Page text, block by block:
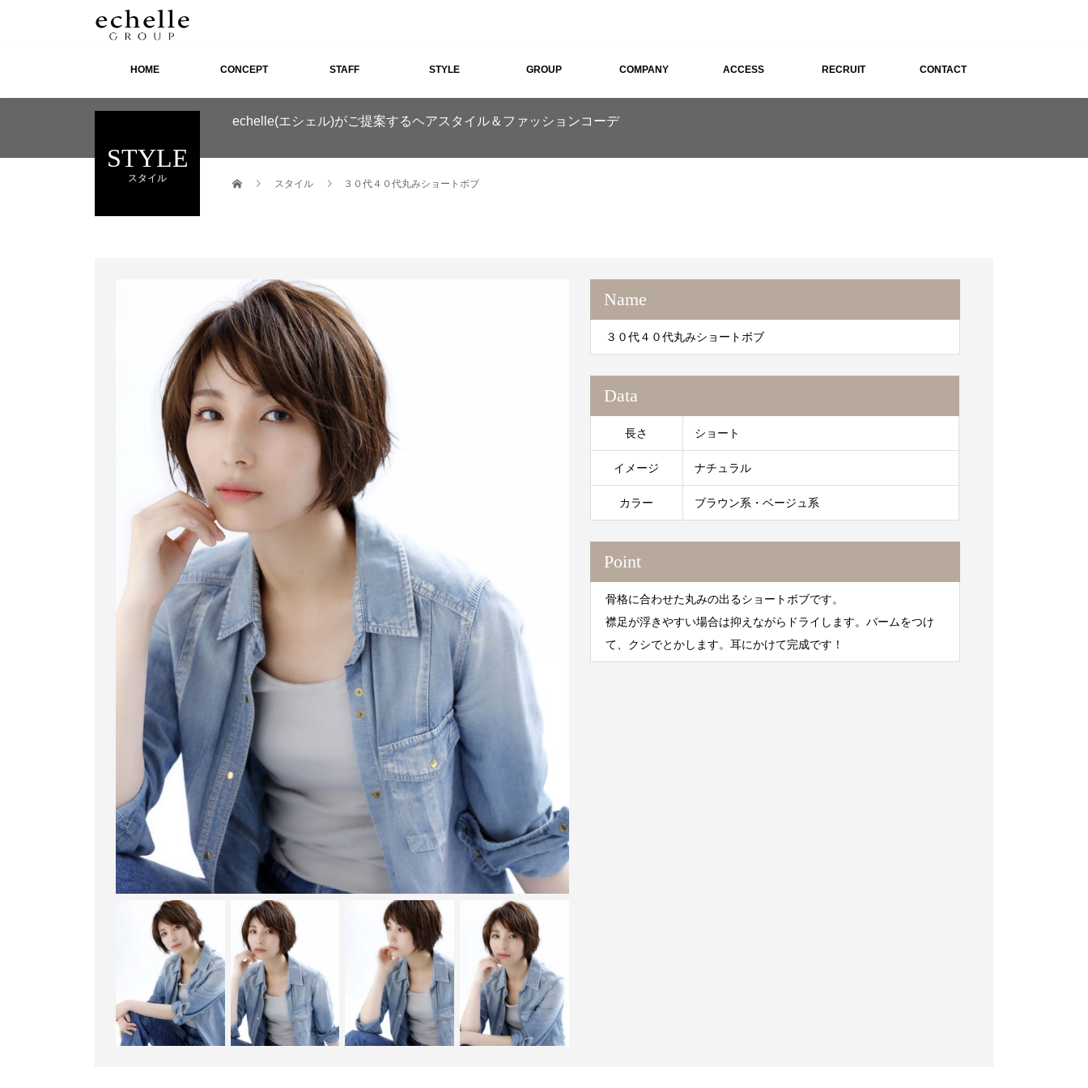
HOME CONCEPT STAFF STYLE GROUP COMPANY ACCESS RECRUIT CONTACT
STYLE
スタイル
echelle(エシェル)がご提案するヘアスタイル＆ファッションコーデ
スタイル ３０代４０代丸みショートボブ
Name
３０代４０代丸みショートボブ
Data
長さ ショート
イメージ ナチュラル
カラー ブラウン系・ベージュ系
Point
骨格に合わせた丸みの出るショートボブです。
襟足が浮きやすい場合は抑えながらドライします。バームをつけ
て、クシでとかします。耳にかけて完成です！